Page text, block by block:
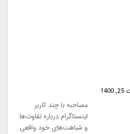
مصاحبه با چند کاربر
اینستاگرام درباره‌ تفاوت‌ها
و شباهت‌های خود واقعی